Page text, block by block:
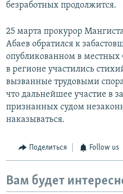
безработных продолжится.
25 марта прокурор
Абаев обратился к
опубликованном в
в регионе участились
вызванные трудовыми
что дальнейшее участие в
признанных судом
наказываться.
Поделиться Follow us
Вам будет